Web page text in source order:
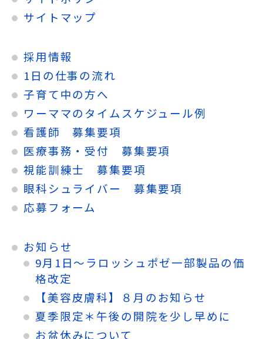
サイトマップ
採用情報
1日の仕事の流れ
子育て中の方へ
ワーママのタイムスケジュール例
看護師 募集要項
医療事務・受付 募集要項
視能訓練士 募集要項
眼科シュライバー 募集要項
応募フォーム
お知らせ
9月1日～ラロッシュポゼ一部製品の価
格改定
【美容皮膚科】８月のお知らせ
夏季限定＊午後の開院を少し早めに
お盆休みについて